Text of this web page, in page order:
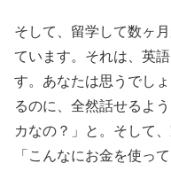
そして、留学して数ヶ
ています。それは、英
す。あなたは思うでし
るのに、全然話せるよ
カなの？」と。そして
「こんなにお金を使っ